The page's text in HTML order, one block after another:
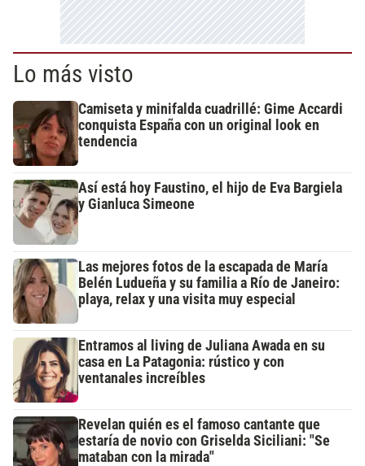
Lo más visto
Camiseta y minifalda cuadrillé: Gime Accardi
conquista España con un original look en
tendencia
Así está hoy Faustino, el hijo de Eva Bargiela
y Gianluca Simeone
Las mejores fotos de la escapada de María
Belén Ludueña y su familia a Río de Janeiro:
playa, relax y una visita muy especial
Entramos al living de Juliana Awada en su
casa en La Patagonia: rústico y con
ventanales increíbles
Revelan quién es el famoso cantante que
estaría de novio con Griselda Siciliani: "Se
mataban con la mirada"